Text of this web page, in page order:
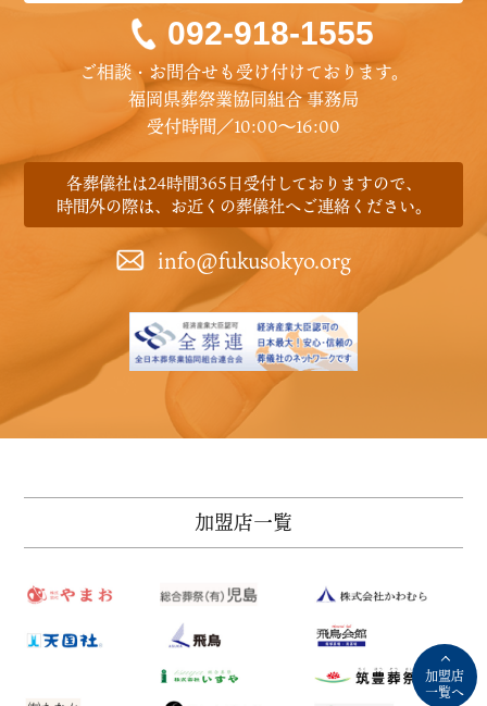
加盟店
一覧へ
092-918-1555
ご相談・お問合せも受け付けております。
福岡県葬祭業協同組合 事務局
受付時間／10:00〜16:00
各葬儀社は24時間365日受付しておりますので、
時間外の際は、お近くの葬儀社へご連絡ください。
info@fukusokyo.org
加盟店一覧